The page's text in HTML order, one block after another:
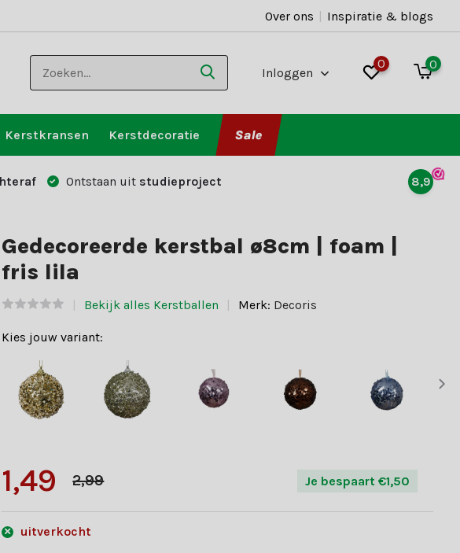
Over ons | Inspiratie & blogs
Inloggen
0 0
Kerstkransen Kerstdecoratie Sale
Ontstaan uit studieproject 8,9
Gedecoreerde kerstbal ø8cm | foam |
fris lila
Bekijk alles Kerstballen Merk: Decoris
Kies jouw variant:
1,49 2,99 Je bespaart €1,50
uitverkocht